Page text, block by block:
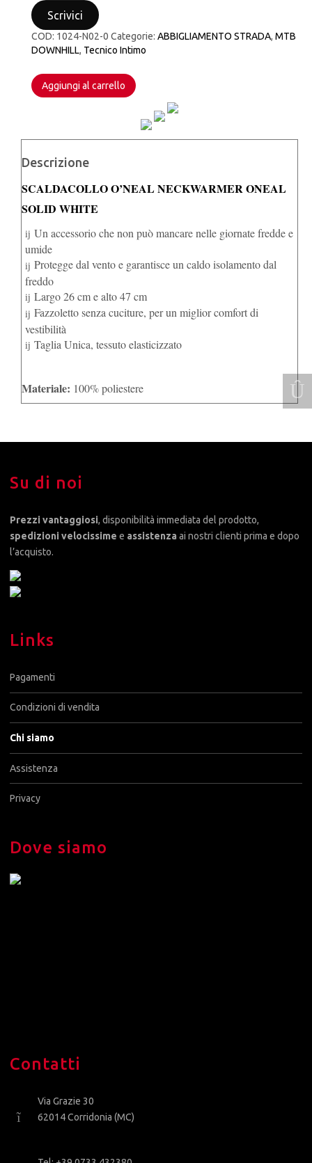
NECKWARMER
ONEAL
SOLID
WHITE
Scrivici
COD: 1024-N02-0 Categorie: ABBIGLIAMENTO STRADA, MTB
DOWNHILL, Tecnico Intimo
Aggiungi al carrello
Descrizione
SCALDACOLLO O’NEALNECKWARMER ONEAL
SOLID WHITE
Un accessorio che non può mancare nelle giornate fredde e
umide
Protegge dal vento e garantisce un caldo isolamento dal
freddo
Largo 26 cm e alto 47 cm
Fazzoletto senza cuciture, per un miglior comfort di
vestibilità
Taglia Unica, tessuto elasticizzato
Materiale: 100% poliestere
Su di noi
Prezzi vantaggiosi, disponibilità immediata del prodotto,
spedizioni velocissime e assistenza ai nostri clienti prima e dopo
l’acquisto.
Links
Pagamenti
Condizioni di vendita
Chi siamo
Assistenza
Privacy
Dove siamo
Contatti
Via Grazie 30
62014 Corridonia (MC)